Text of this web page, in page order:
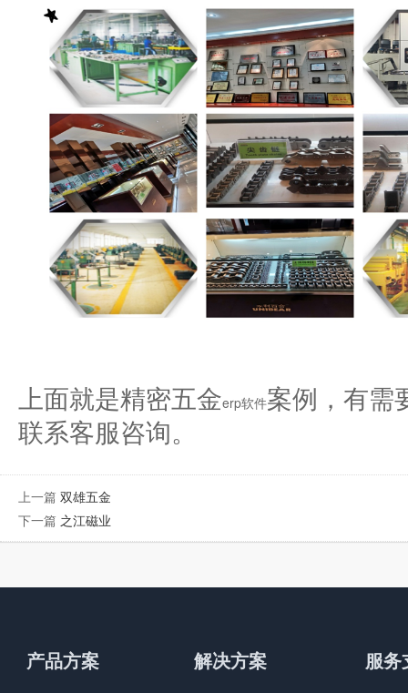
上面就是精密五金erp软件案例，有需
联系客服咨询。
上一篇 双雄五金
下一篇 之江磁业
产品方案 解决方案 服务